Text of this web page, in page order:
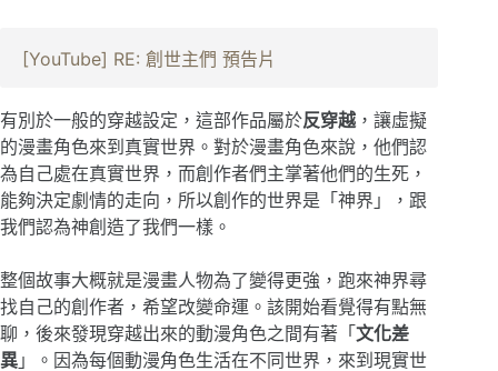
[YouTube] RE: 創世主們 預告片
有別於一般的穿越設定，這部作品屬於反穿越 ，讓虛擬
的漫畫角色來到真實世界。對於漫畫角色來說，他們認
為自己處在真實世界，而創作者們主掌著他們的生死，
能夠決定劇情的走向，所以創作的世界是「神界」，跟
我們認為神創造了我們一樣。
整個故事大概就是漫畫人物為了變得更強，跑來神界尋
找自己的創作者，希望改變命運。該開始看覺得有點無
聊，後來發現穿越出來的動漫角色之間有著「 文化差
異 」。因為每個動漫角色生活在不同世界，來到現實世